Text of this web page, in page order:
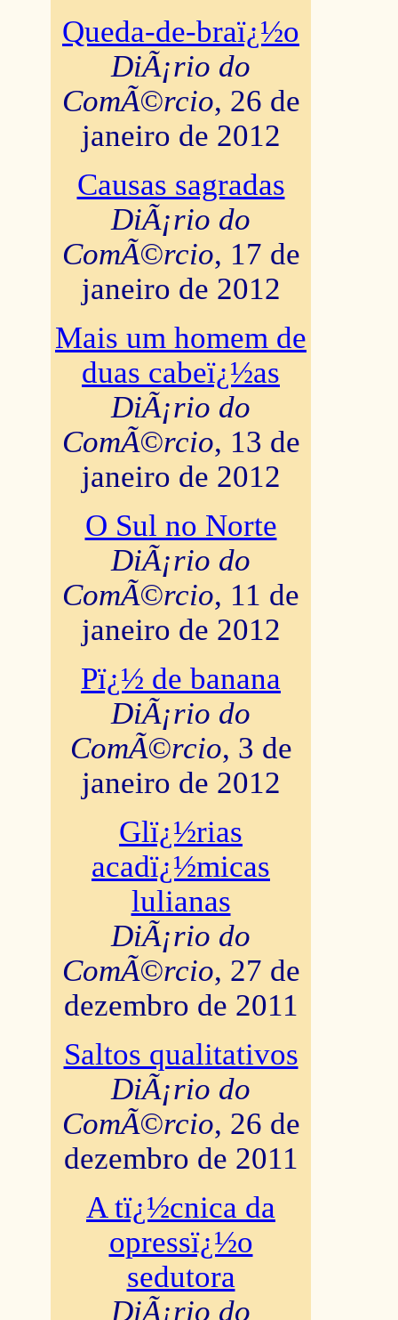
Queda-de-braï¿½o
DiÃ¡rio do
ComÃ©rcio, 26 de
janeiro de 2012
Causas sagradas
DiÃ¡rio do
ComÃ©rcio, 17 de
janeiro de 2012
Mais um homem de
duas cabeï¿½as
DiÃ¡rio do
ComÃ©rcio, 13 de
janeiro de 2012
O Sul no Norte
DiÃ¡rio do
ComÃ©rcio, 11 de
janeiro de 2012
Pï¿½ de banana
DiÃ¡rio do
ComÃ©rcio, 3 de
janeiro de 2012
Glï¿½rias
acadï¿½micas
lulianas
DiÃ¡rio do
ComÃ©rcio, 27 de
dezembro de 2011
Saltos qualitativos
DiÃ¡rio do
ComÃ©rcio, 26 de
dezembro de 2011
A tï¿½cnica da
opressï¿½o
sedutora
DiÃ¡rio do